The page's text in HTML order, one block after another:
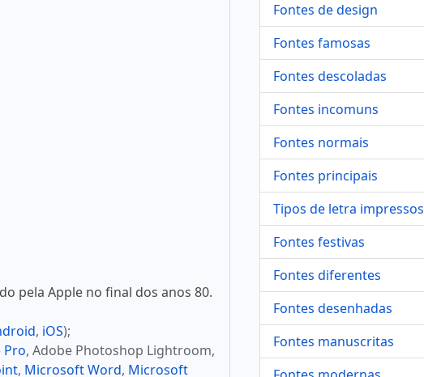
pela Apple no final dos anos 80.
, iOS);
Pro, Adobe Photoshop Lightroom,
, Microsoft Word, Microsoft
Fontes de design
Fontes famosas
Fontes descoladas
Fontes incomuns
Fontes normais
Fontes principais
Tipos de letra impressos
Fontes festivas
Fontes diferentes
Fontes desenhadas
Fontes manuscritas